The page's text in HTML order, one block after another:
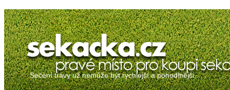
Sečení trávy už nemůže být rychlejší a pohodlnější ....